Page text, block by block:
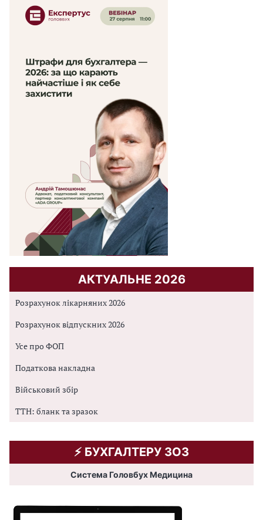
АКТУАЛЬНЕ 2026
Розрахунок лікарняних 2026
Розрахунок відпускних 2026
Усе про ФОП
Податкова накладна
Військовий збір
ТТН: бланк та зразок
⚡️ БУХГАЛТЕРУ ЗОЗ
Система Головбух Медицина